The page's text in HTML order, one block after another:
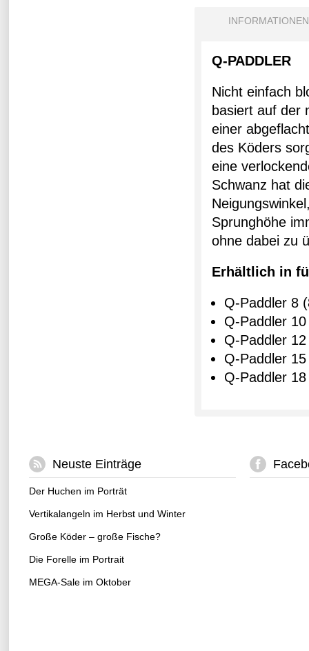
INFORMATIONEN
Q-PADDLER
Nicht einfach
basiert auf der
einer
des Köders
eine
Schwanz hat
Sprunghöhe
ohne dabei zu
Erhältlich in
Q-Paddler 8
Q-Paddler
Q-Paddler
Q-Paddler
Q-Paddler
Neuste Einträge
Der Huchen im Porträt
Vertikalangeln im Herbst und Winter
Große Köder – große Fische?
Die Forelle im Portrait
MEGA-Sale im Oktober